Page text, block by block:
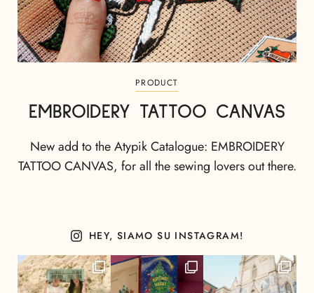
PRODUCT
EMBROIDERY TATTOO CANVAS
New add to the Atypik Catalogue: EMBROIDERY
TATTOO CANVAS, for all the sewing lovers out there.
HEY, SIAMO SU INSTAGRAM!